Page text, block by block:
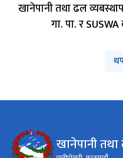
खानेपानी तथा ढल
गा. पा. र
खानेपानी